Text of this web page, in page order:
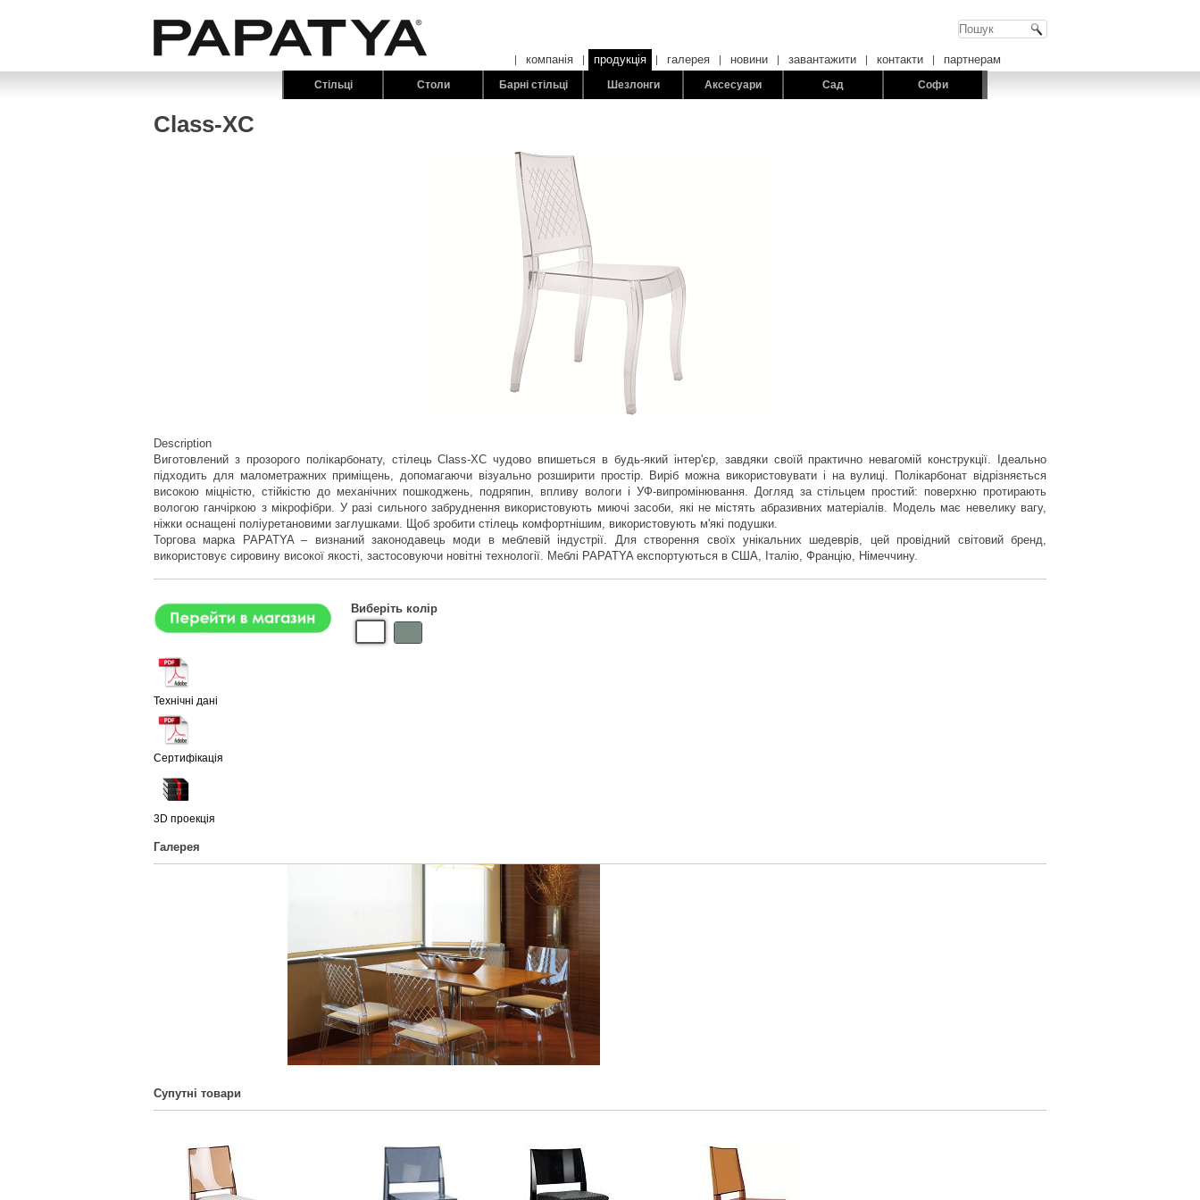
компанія продукція
Стільці Столи Барні стільці Шезлонги Аксесуари Сад Софи
галерея новини завантажити контакти партнерам
Class-XC
Description
Виготовлений з прозорого полікарбонату, стілець Class-XC чудово впишеться в будь-який інтер'єр, завдяки своїй практично невагомій конструкції. Ідеально
підходить для малометражних приміщень, допомагаючи візуально розширити простір. Виріб можна використовувати і на вулиці. Полікарбонат відрізняється
високою міцністю, стійкістю до механічних пошкоджень, подряпин, впливу вологи і УФ-випромінювання. Догляд за стільцем простий: поверхню протирають
вологою ганчіркою з мікрофібри. У разі сильного забруднення використовують миючі засоби, які не містять абразивних матеріалів. Модель має невелику вагу,
ніжки оснащені поліуретановими заглушками. Щоб зробити стілець комфортнішим, використовують м'які подушки.
Торгова марка PAPATYA – визнаний законодавець моди в меблевій індустрії. Для створення своїх унікальних шедеврів, цей провідний світовий бренд,
використовує сировину високої якості, застосовуючи новітні технології. Меблі PAPATYA експортуються в США, Італію, Францію, Німеччину.
Виберіть колір
Технічні дані
Cертифікація
3D проекція
Галерея
Супутні товари